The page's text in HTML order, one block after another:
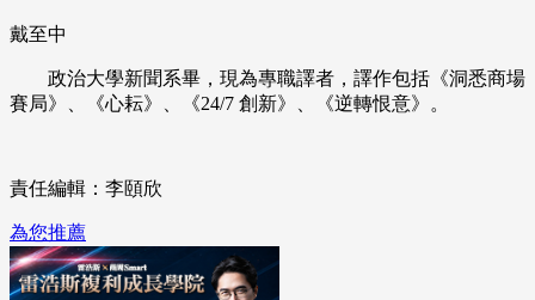
戴至中
政治大學新聞系畢，現為專職譯者，譯作包括《洞悉商場
賽局》、《心耘》、《24/7 創新》、《逆轉恨意》。
責任編輯：李頤欣
為您推薦